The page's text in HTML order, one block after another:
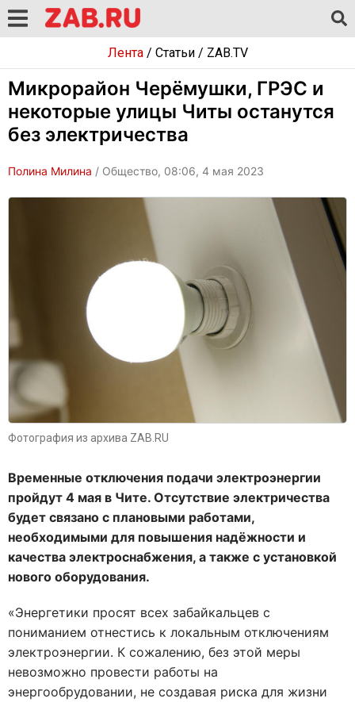
Лента/ Статьи/ ZAB.TV
Микрорайон Черёмушки, ГРЭС и
некоторые улицы Читы останутся
без электричества
Полина Милина / Общество, 08:06, 4 мая 2023
Фотография из архива ZAB.RU
Временные отключения подачи электроэнергии
пройдут 4 мая в Чите. Отсутствие электричества
будет связано с плановыми работами,
необходимыми для повышения надёжности и
качества электроснабжения, а также с установкой
нового оборудования.
«Энергетики просят всех забайкальцев с
пониманием отнестись к локальным отключениям
электроэнергии. К сожалению, без этой меры
невозможно провести работы на
энергообрудовании, не создавая риска для жизни